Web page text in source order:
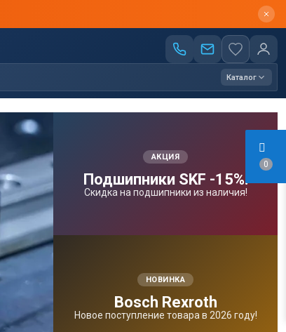
0
Каталог
АКЦИЯ
Подшипники SKF -15%!
Скидка на подшипники из наличия!
НОВИНКА
Bosсh Rexroth
Новое поступление товара в 2026 году!